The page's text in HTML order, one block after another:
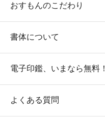
おすもんのこだわり
書体について
電子印鑑、いまなら無料！
よくある質問